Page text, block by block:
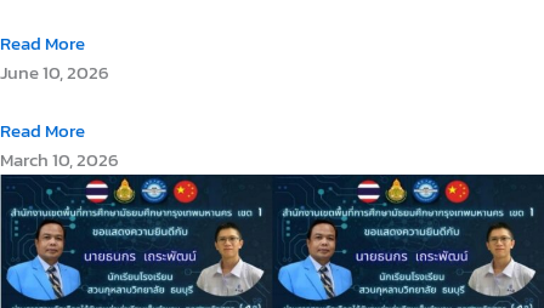
Read More
June 10, 2026
Read More
March 10, 2026